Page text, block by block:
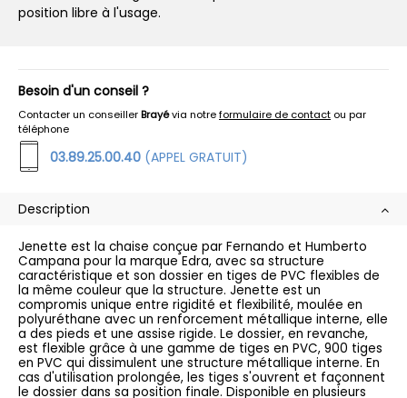
position libre à l'usage.
Besoin d'un conseil ?
Contacter un conseillerBrayévia notreformulaire de contact ou par
téléphone
03.89.25.00.40 (APPEL GRATUIT)
Description
Jenette est la chaise conçue par Fernando et Humberto
Campana pour la marque Edra, avec sa structure
caractéristique et son dossier en tiges de PVC flexibles de
la même couleur que la structure. Jenette est un
compromis unique entre rigidité et flexibilité, moulée en
polyuréthane avec un renforcement métallique interne, elle
a des pieds et une assise rigide. Le dossier, en revanche,
est flexible grâce à une gamme de tiges en PVC, 900 tiges
en PVC qui dissimulent une structure métallique interne. En
cas d'utilisation prolongée, les tiges s'ouvrent et façonnent
le dossier dans sa position finale. Disponible en plusieurs